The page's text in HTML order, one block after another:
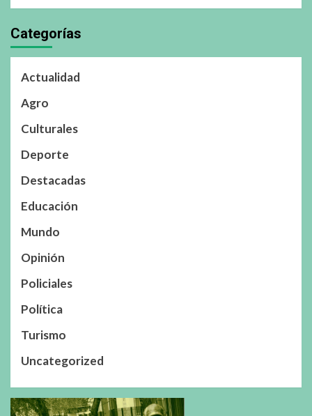
Categorías
Actualidad
Agro
Culturales
Deporte
Destacadas
Educación
Mundo
Opinión
Policiales
Política
Turismo
Uncategorized